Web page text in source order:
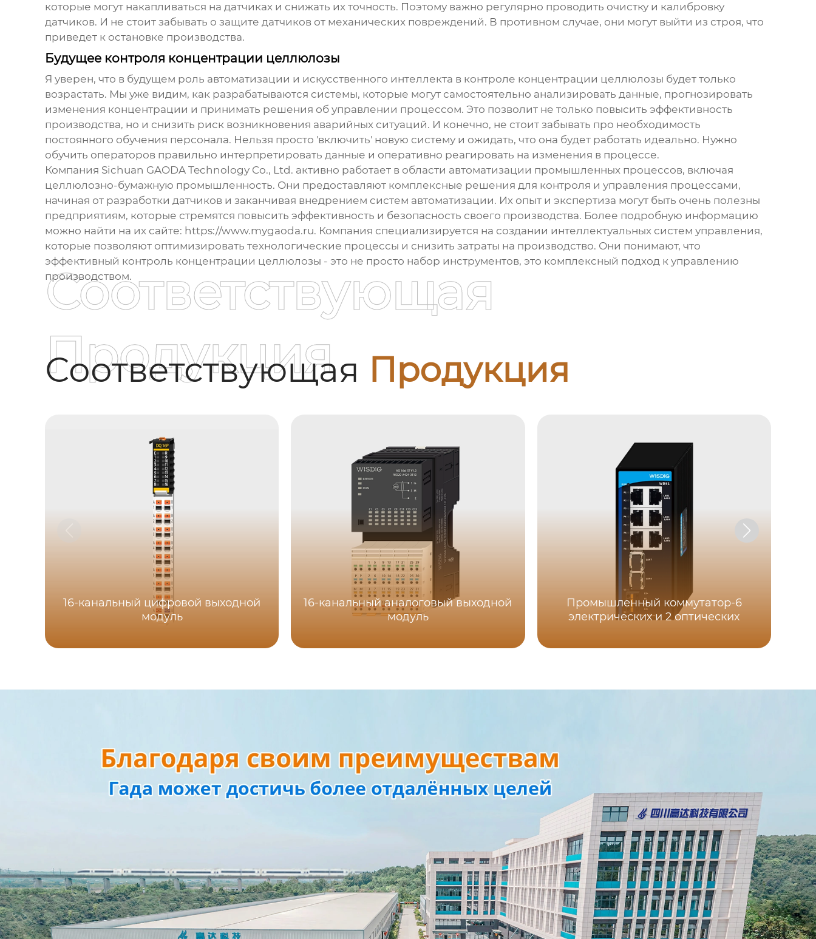
которые могут накапливаться на датчиках и снижать их точность. Поэтому важно регулярно проводить очистку и калибровку
датчиков. И не стоит забывать о защите датчиков от механических повреждений. В противном случае, они могут выйти из строя, что
приведет к остановке производства.
Будущее контроля концентрации целлюлозы
Я уверен, что в будущем роль автоматизации и искусственного интеллекта в контроле концентрации целлюлозы будет только
возрастать. Мы уже видим, как разрабатываются системы, которые могут самостоятельно анализировать данные, прогнозировать
изменения концентрации и принимать решения об управлении процессом. Это позволит не только повысить эффективность
производства, но и снизить риск возникновения аварийных ситуаций. И конечно, не стоит забывать про необходимость
постоянного обучения персонала. Нельзя просто 'включить' новую систему и ожидать, что она будет работать идеально. Нужно
обучить операторов правильно интерпретировать данные и оперативно реагировать на изменения в процессе.
Компания Sichuan GAODA Technology Co., Ltd. активно работает в области автоматизации промышленных процессов, включая
целлюлозно-бумажную промышленность. Они предоставляют комплексные решения для контроля и управления процессами,
начиная от разработки датчиков и заканчивая внедрением систем автоматизации. Их опыт и экспертиза могут быть очень полезны
предприятиям, которые стремятся повысить эффективность и безопасность своего производства. Более подробную информацию
можно найти на их сайте: https://www.mygaoda.ru. Компания специализируется на создании интеллектуальных систем управления,
которые позволяют оптимизировать технологические процессы и снизить затраты на производство. Они понимают, что
эффективный контроль концентрации целлюлозы - это не просто набор инструментов, это комплексный подход к управлению
производством.
Соответствующая Продукция
Соответствующая
Продукция
16-канальный цифровой выходной
модуль
16-канальный аналоговый выходной
модуль
Промышленный коммутатор-6
электрических и 2 оптических